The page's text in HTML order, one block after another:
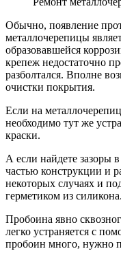
Обычно, появление
металлочерепицы
образовавшейся
крепеж недостаточно
разболтался. Вполне
очистки покрытия.
Если на
необходимо тут же
краски.
А если найдете зазоры
частью конструкции и
некоторых случаях и
герметиком из силикона.
Пробоина явно
легко устраняется с
пробоин много, нужно